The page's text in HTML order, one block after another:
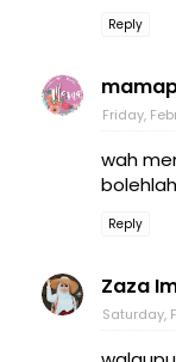
Reply
Friday,
wah
Reply
Zaza
Saturday,